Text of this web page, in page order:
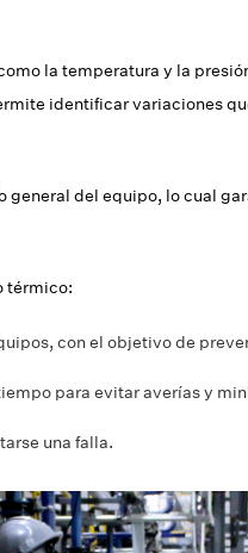
la temperatura y la
identificar variaciones
del equipo, lo cual
térmico:
con el objetivo de
para evitar averías y
una falla.